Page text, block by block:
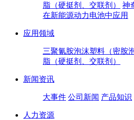
脂（硬挺剂、交联剂）
神
在新能源动力电池中应用
应用领域
三聚氰胺泡沫塑料（密胺泡
脂（硬挺剂、交联剂）
新闻资讯
大事件 公司新闻 产品知识
人力资源